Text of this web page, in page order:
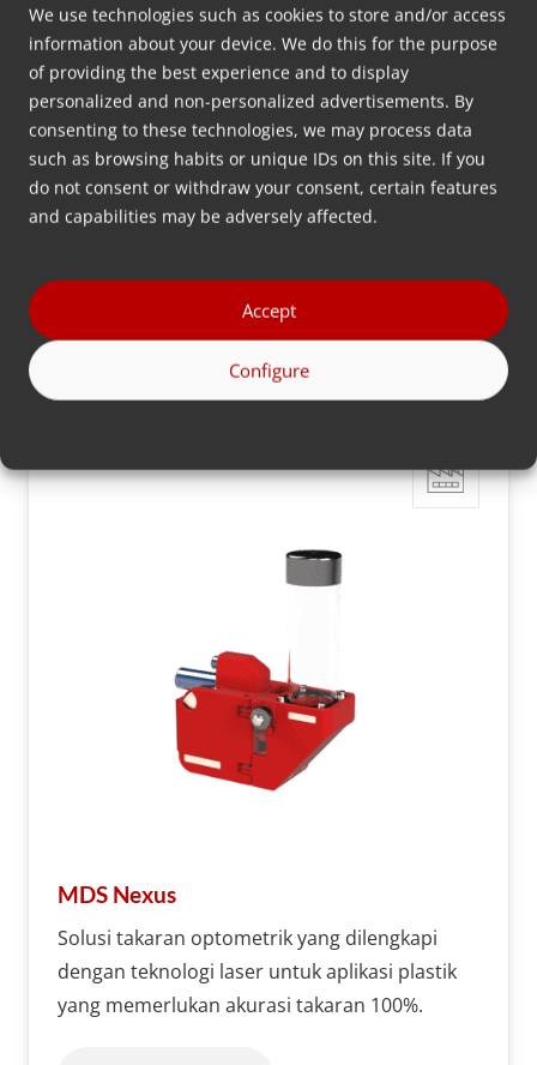
We use technologies such as cookies to store and/or access
information about your device. We do this for the purpose
of providing the best experience and to display
personalized and non-personalized advertisements. By
consenting to these technologies, we may process data
such as browsing habits or unique IDs on this site. If you
do not consent or withdraw your consent, certain features
and capabilities may be adversely affected.
Accept
Configure
MDS Balance Liquid
Solusi dosing gravimetri yang dilengkapi
dengan teknologi Balance yang telah terbukti
untuk aditif cair dosing in-line.
MDS Nexus
Solusi takaran optometrik yang dilengkapi
dengan teknologi laser untuk aplikasi plastik
yang memerlukan akurasi takaran 100%.